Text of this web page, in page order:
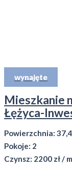
wynajęte
Mieszkanie
Łężyca-
Powierzchnia:
Pokoje: 2
Czynsz: 2200 zł /